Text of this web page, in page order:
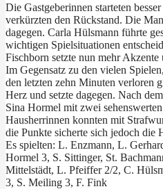
Die Gastgeberinnen starteten
verkürzten den Rückstand. Die
dagegen. Carla Hülsmann führte
wichtigen Spielsituationen
Fischborn setzte nun mehr
Im Gegensatz zu den vielen
den letzten zehn Minuten verloren
Herz und setzte dagegen. Nach
Sina Hormel mit zwei
Hausherrinnen konnten mit
die Punkte sicherte sich jedoch die
Es spielten: L. Enzmann, L.
Hormel 3, S. Sittinger, St.
Mittelstädt, L. Pfeiffer 2/2, C.
3, S. Meiling 3, F. Fink